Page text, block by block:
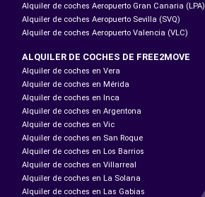
Alquiler de coches Aeropuerto Gran Canaria (LPA)
Alquiler de coches Aeropuerto Sevilla (SVQ)
Alquiler de coches Aeropuerto Valencia (VLC)
ALQUILER DE COCHES DE FREE2MOVE
Alquiler de coches en Vera
Alquiler de coches en Mérida
Alquiler de coches en Inca
Alquiler de coches en Argentona
Alquiler de coches en Vic
Alquiler de coches en San Roque
Alquiler de coches en Los Barrios
Alquiler de coches en Villarreal
Alquiler de coches en La Solana
Alquiler de coches en Las Gabias